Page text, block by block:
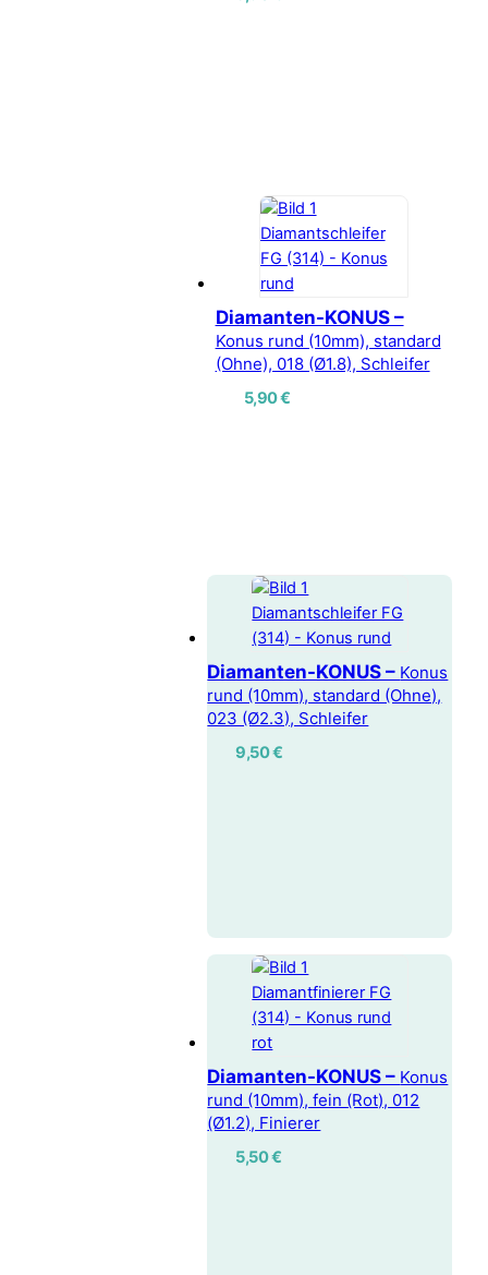
Diamanten-KONUS –
Konus rund (10mm), standard
(Ohne), 018 (Ø1.8), Schleifer
5,90€
Diamanten-KONUS – Konus
rund (10mm), standard (Ohne),
023 (Ø2.3), Schleifer
9,50€
Diamanten-KONUS – Konus
rund (10mm), fein (Rot), 012
(Ø1.2), Finierer
5,50€